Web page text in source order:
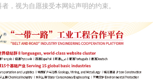
，视为自愿接受本网站声明的约束。